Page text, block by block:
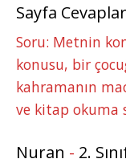
Sayfa
Soru: Metnin
konusu, bir
kahramanın
ve kitap okuma
Nuran - 2.